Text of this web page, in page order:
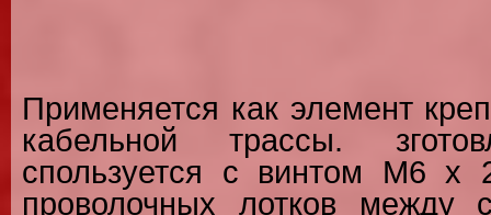
Применяется как элемент
кабельной трассы.
спользуется с винтом М6 х
проволочных лотков между